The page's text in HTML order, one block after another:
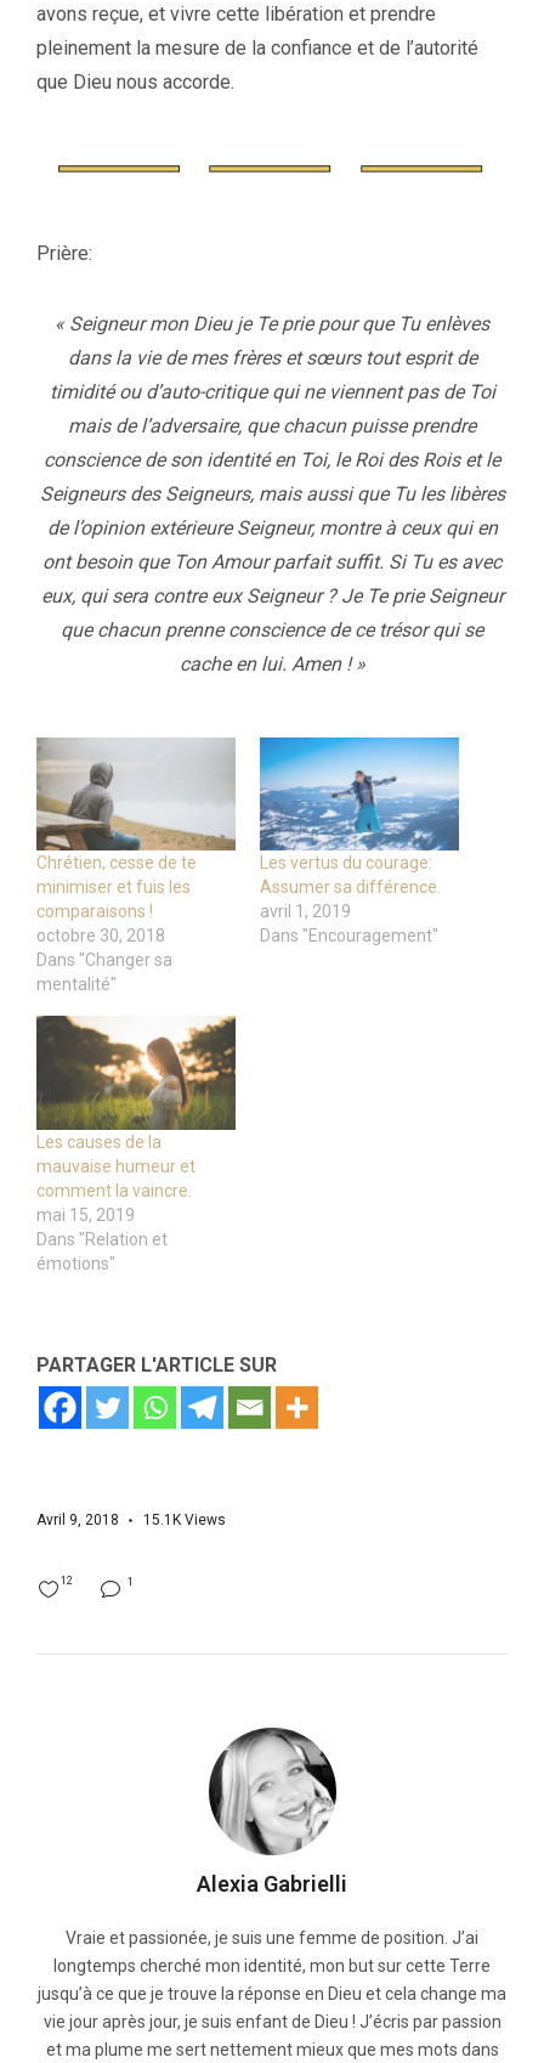
avons reçue, et vivre cette libération et prendre
pleinement la mesure de la confiance et de l’autorité
que Dieu nous accorde.
Prière:
« Seigneur mon Dieu je Te prie pour que Tu enlèves
dans la vie de mes frères et sœurs tout esprit de
timidité ou d’auto-critique qui ne viennent pas de Toi
mais de l’adversaire, que chacun puisse prendre
conscience de son identité en Toi, le Roi des Rois et le
Seigneurs des Seigneurs, mais aussi que Tu les libères
de l’opinion extérieure Seigneur, montre à ceux qui en
ont besoin que Ton Amour parfait suffit. Si Tu es avec
eux, qui sera contre eux Seigneur ? Je Te prie Seigneur
que chacun prenne conscience de ce trésor qui se
cache en lui. Amen ! »
Chrétien, cesse de te
minimiser et fuis les
comparaisons !
octobre 30, 2018
Dans "Changer sa
mentalité"
Les vertus du courage:
Assumer sa différence.
avril 1, 2019
Dans "Encouragement"
Les causes de la
mauvaise humeur et
comment la vaincre.
mai 15, 2019
Dans "Relation et
émotions"
PARTAGER L'ARTICLE SUR
Avril 9, 2018 15.1K Views
1
12
Alexia Gabrielli
Vraie et passionée, je suis une femme de position. J’ai
longtemps cherché mon identité, mon but sur cette Terre
jusqu’à ce que je trouve la réponse en Dieu et cela change ma
vie jour après jour, je suis enfant de Dieu ! J’écris par passion
et ma plume me sert nettement mieux que mes mots dans